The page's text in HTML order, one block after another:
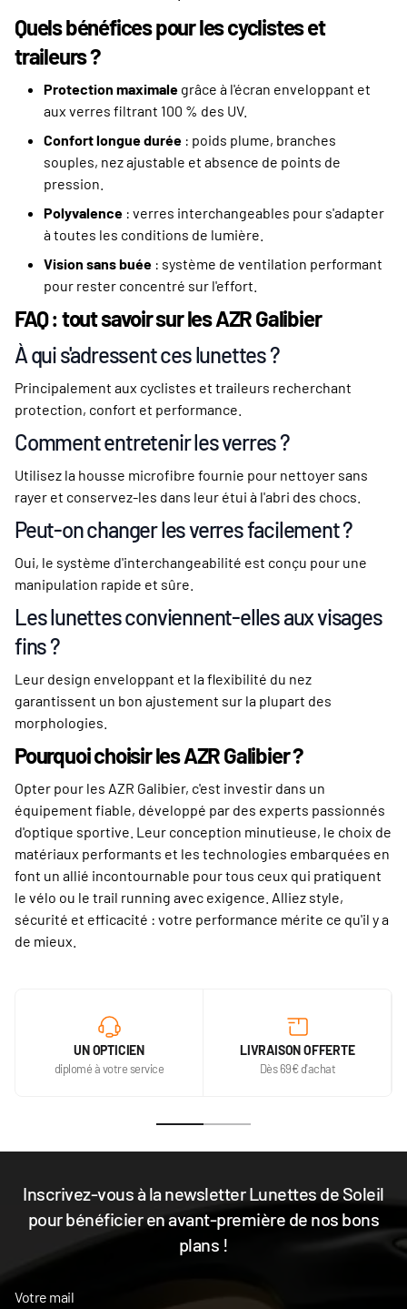
Quels bénéfices pour les cyclistes et
traileurs ?
Protection maximale grâce à l'écran enveloppant et
aux verres filtrant 100 % des UV.
Confort longue durée : poids plume, branches
souples, nez ajustable et absence de points de
pression.
Polyvalence : verres interchangeables pour s'adapter
à toutes les conditions de lumière.
Vision sans buée : système de ventilation performant
pour rester concentré sur l'effort.
FAQ : tout savoir sur les AZR Galibier
À qui s'adressent ces lunettes ?
Principalement aux cyclistes et traileurs recherchant
protection, confort et performance.
Comment entretenir les verres ?
Utilisez la housse microfibre fournie pour nettoyer sans
rayer et conservez-les dans leur étui à l'abri des chocs.
Peut-on changer les verres facilement ?
Oui, le système d'interchangeabilité est conçu pour une
manipulation rapide et sûre.
Les lunettes conviennent-elles aux visages
fins ?
Leur design enveloppant et la flexibilité du nez
garantissent un bon ajustement sur la plupart des
morphologies.
Pourquoi choisir les AZR Galibier ?
Opter pour les AZR Galibier, c'est investir dans un
équipement fiable, développé par des experts passionnés
d'optique sportive. Leur conception minutieuse, le choix de
matériaux performants et les technologies embarquées en
font un allié incontournable pour tous ceux qui pratiquent
le vélo ou le trail running avec exigence. Alliez style,
sécurité et efficacité : votre performance mérite ce qu'il y a
de mieux.
UN OPTICIEN
diplomé à votre service
LIVRAISON OFFERTE
Dès 69€ d'achat
Inscrivez-vous à la newsletter Lunettes de Soleil
pour bénéficier en avant-première de nos bons
plans !
Votre mail